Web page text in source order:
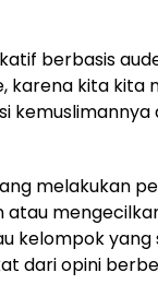
berbasis
karena kita kita
melakukan
kelompok
dari opini